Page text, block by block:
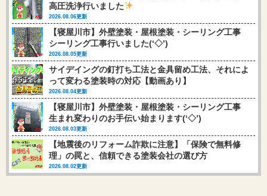
高圧洗浄行いました
2026.08.06更新
【寝屋川市】外壁塗装・屋根塗装・シーリング工事
シーリング工事行いました(‘◇’)ゞ
2026.08.05更新
サイデイングの釘打ち工法と金具留め工法、それによ
って変わる塗装時の対応【動画あり】
2026.08.04更新
【寝屋川市】外壁塗装・屋根塗装・シーリング工事
生まれ変わりのお手伝い始まります(‘◇’)ゞ
2026.08.03更新
【地震後のリフォーム詐欺に注意】「保険で無料修
理」の罠と、信頼できる塗装会社の選び方
2026.08.02更新